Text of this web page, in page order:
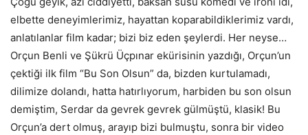
elbette deneyimlerimiz, hayattan koparabildiklerimiz vardı,
anlatılanlar film kadar; bizi biz eden şeylerdi. Her neyse…
Orçun Benli ve Şükrü Üçpınar ekürisinin yazdığı, Orçun’un
çektiği ilk film “Bu Son Olsun” da, bizden kurtulamadı,
dilimize dolandı, hatta hatırlıyorum, harbiden bu son olsun
demiştim, Serdar da gevrek gevrek gülmüştü, klasik! Bu
Orçun’a dert olmuş, arayıp bizi bulmuştu, sonra bir video